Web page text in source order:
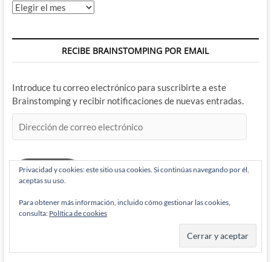
Archivos
RECIBE BRAINSTOMPING POR EMAIL
Introduce tu correo electrónico para suscribirte a este
Brainstomping y recibir notificaciones de nuevas entradas.
de
electrónico
Suscribir
Privacidad y cookies: este sitio usa cookies. Si continúas navegando por él,
aceptas su uso.
Para obtener más información, incluido cómo gestionar las cookies,
consulta: Política de cookies